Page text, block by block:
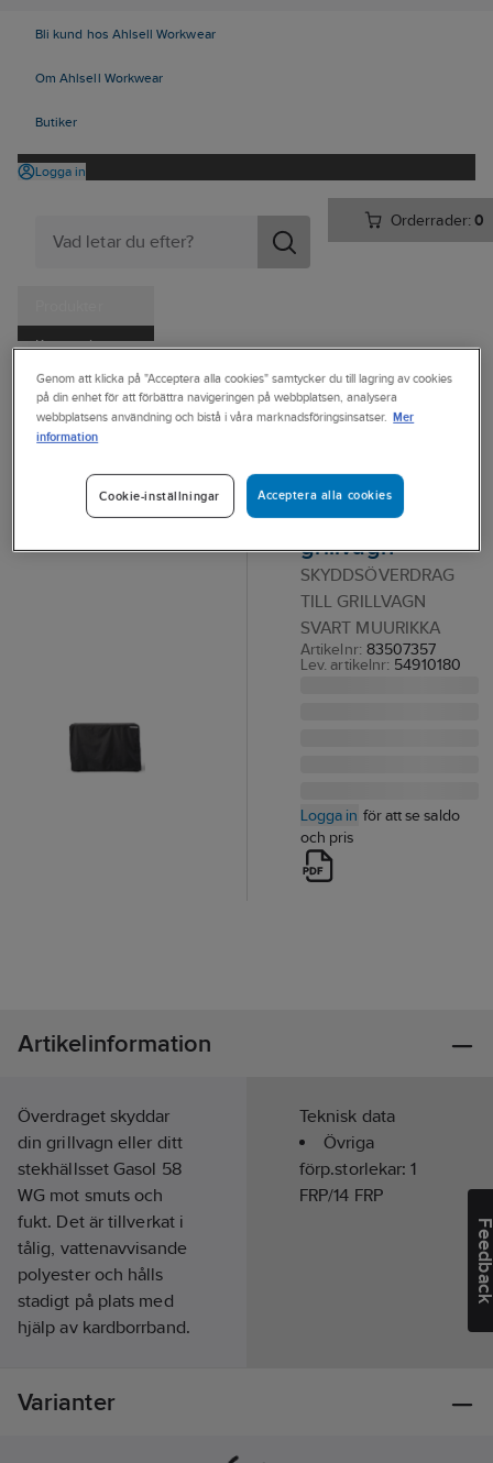
Bli kund hos Ahlsell Workwear
Om Ahlsell Workwear
Butiker
Logga in
Orderrader:0
Kampanjer
Tjänster
Kataloger
Ahlsell Produkter Trädgård & Fritid Utomhusmatlagning
Grillar
Tillbehör grill
Skyddsöverdrag
till Muurikka
grillvagn
SKYDDSÖVERDRAG
TILL GRILLVAGN
SVART MUURIKKA
Artikelnr: 83507357
Lev. artikelnr: 54910180
Logga in för att se saldo
och pris
Artikelinformation
Överdraget skyddar
din grillvagn eller ditt
stekhällsset Gasol 58
WG mot smuts och
fukt. Det är tillverkat i
tålig, vattenavvisande
polyester och hålls
stadigt på plats med
hjälp av kardborrband.
överdraget med en
Teknisk data
Övriga
förp.storlekar:1
FRP/14 FRP
Varianter
Genom att klicka på "Acceptera alla cookies" samtycker du till lagring av cookies
på din enhet för att förbättra navigeringen på webbplatsen, analysera
webbplatsens användning och bistå i våra marknadsföringsinsatser. Mer
information
Acceptera alla cookies
Cookie-inställningar